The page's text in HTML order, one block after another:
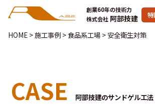
創業60年の技術力
株式会社 阿部技建 特
HOME>施工事例>食品系工場> 安全衛生対策
CASE 阿部技建のサンドゲル工